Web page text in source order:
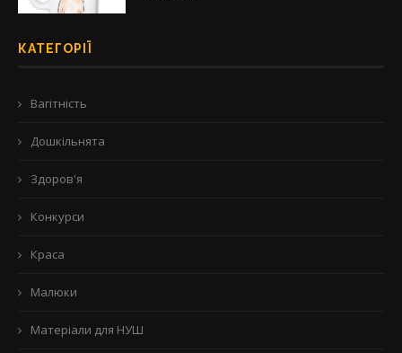
КАТЕГОРІЇ
Вагітність
Дошкільнята
Здоров'я
Конкурси
Краса
Малюки
Матеріали для НУШ